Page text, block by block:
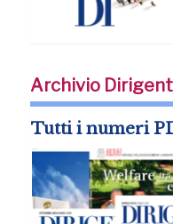
Archivio
Tutti i numeri